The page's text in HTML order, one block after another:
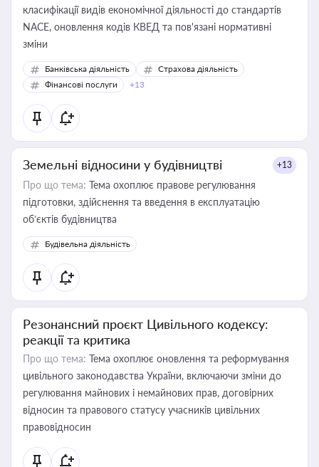
класифікації видів економічної діяльності до стандартів
NACE, оновлення кодів КВЕД та пов'язані нормативні
зміни
Банківська діяльність
Страхова діяльність
Фінансові послуги
+13
Земельні відносини у будівництві +13
Про що тема: Тема охоплює правове регулювання
підготовки, здійснення та введення в експлуатацію
об’єктів будівництва
Будівельна діяльність
Резонансний проєкт Цивільного кодексу:
реакції та критика
Про що тема: Тема охоплює оновлення та реформування
цивільного законодавства України, включаючи зміни до
регулювання майнових і немайнових прав, договірних
відносин та правового статусу учасників цивільних
правовідносин